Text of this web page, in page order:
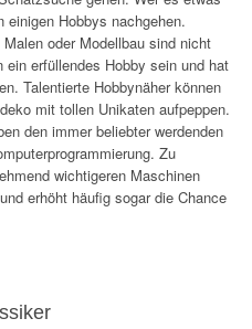
einigen Hobbys nachgehen.
oder Modellbau sind nicht
erfüllendes Hobby sein und hat
Talentierte Hobbynäher können
mit tollen Unikaten aufpeppen.
den immer beliebter werdenden
Zu
wichtigeren Maschinen
erhöht häufig sogar die Chance